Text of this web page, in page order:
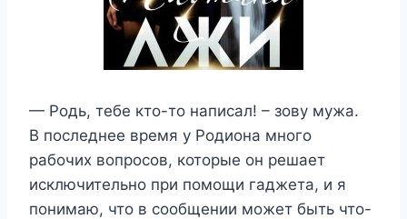
— Родь, тебе кто-то написал! – зову мужа.
В последнее время у Родиона много
рабочих вопросов, которые он решает
исключительно при помощи гаджета, и я
понимаю, что в сообщении может быть что-